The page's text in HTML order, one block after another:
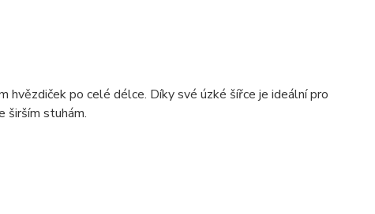
hvězdiček po celé délce. Díky své úzké šířce je ideální pro
širším stuhám.